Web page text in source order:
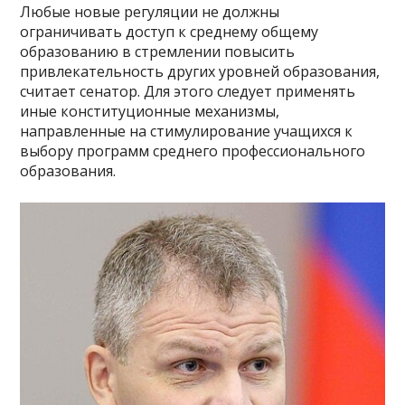
Любые новые регуляции не должны
ограничивать доступ к среднему общему
образованию в стремлении повысить
привлекательность других уровней образования,
считает сенатор. Для этого следует применять
иные конституционные механизмы,
направленные на стимулирование учащихся к
выбору программ среднего профессионального
образования.